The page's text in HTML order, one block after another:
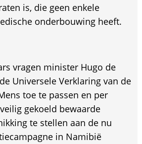
is, die geen enkele
onderbouwing heeft.
vragen minister Hugo de
Universele Verklaring van de
toe te passen en per
gekoeld bewaarde
te stellen aan de nu
in Namibië